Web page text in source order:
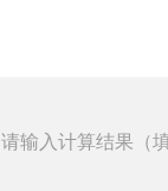
请输入计算结果（